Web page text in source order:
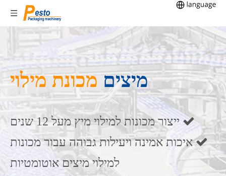
מיציםמכונת מילוי
 ייצור מכונות למילוי מיץ מעל 12 שנים
 איכות אמינה ויעילות גבוהה עבור מכונות
למילוי מיצים אוטומטיות